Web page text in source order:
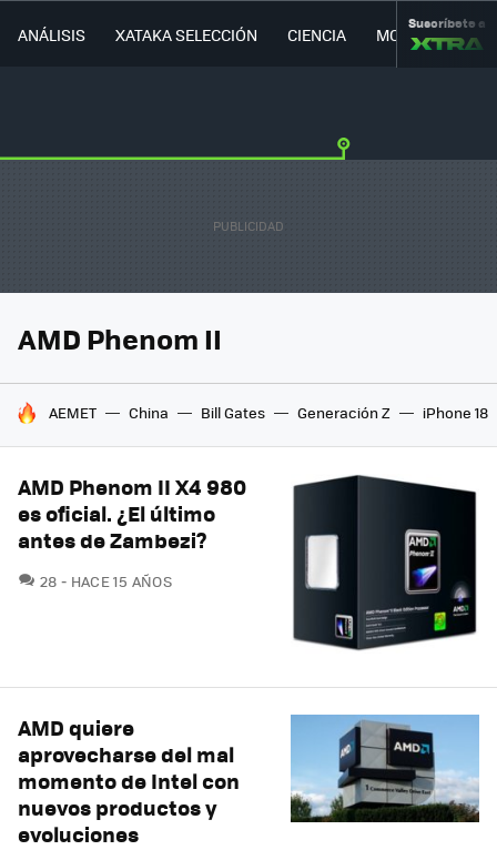
ANÁLISIS XATAKA SELECCIÓN CIENCIA MOVILIDAD
Suscríbete a
AMD Phenom II
HOY SE HABLA DE
AEMET China Bill Gates Generación Z iPhone 18
AMD Phenom II X4 980
es oficial. ¿El último
antes de Zambezi?
28 COMENTARIOS
HACE 15 AÑOS
AMD quiere
aprovecharse del mal
momento de Intel con
nuevos productos y
evoluciones